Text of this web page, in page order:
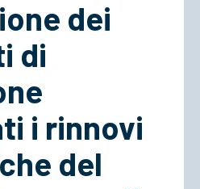
dei
di
i rinnovi
del